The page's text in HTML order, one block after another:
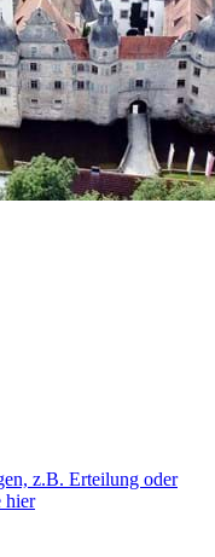
z.B. Erteilung oder
hier